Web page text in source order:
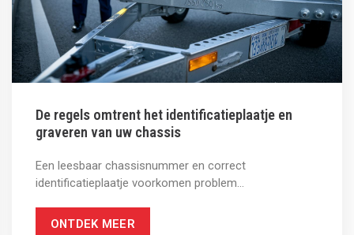
De regels omtrent het identificatieplaatje en
graveren van uw chassis
Een leesbaar chassisnummer en correct
identificatieplaatje voorkomen problem...
ONTDEK MEER